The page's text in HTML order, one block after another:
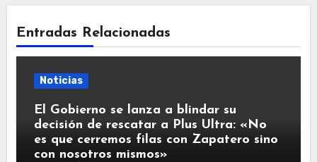
Entradas Relacionadas
Noticias
El Gobierno se lanza a blindar su
decisión de rescatar a Plus Ultra: «No
es que cerremos filas con Zapatero sino
con nosotros mismos»